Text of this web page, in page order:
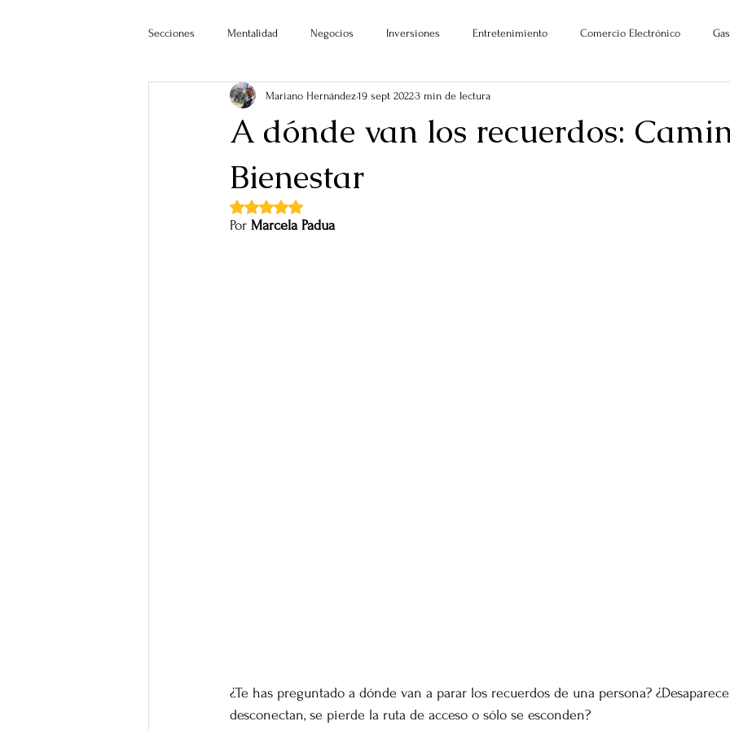
Secciones Mentalidad Negocios Inversiones Entretenimiento Comercio Electrónico
A dónde van los recuerdos:
Bienestar
Mariano Hernández19 sept 20223 min de lectura
Obtuvo NaN de 5 estrellas.
Por Marcela Padua
¿Te has preguntado a dónde van a parar los recuerdos de una persona?
desconectan, se pierde la ruta de acceso o sólo se esconden?